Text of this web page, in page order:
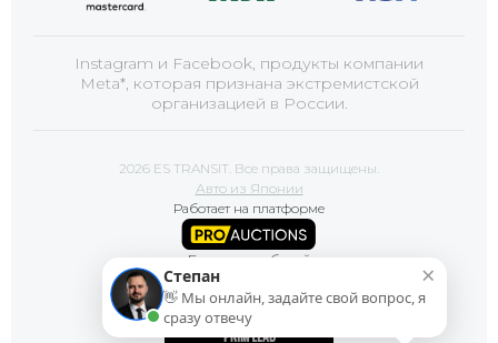
Instagram и Facebook, продукты компании
Meta*, которая признана экстремистской
организацией в России.
2026 ES TRANSIT. Все права защищены.
Авто из Японии
Работает на платформе
Базы автомобилей
Сайт продвигает
×
Степан
👋 Мы онлайн, задайте свой вопрос, я
сразу отвечу